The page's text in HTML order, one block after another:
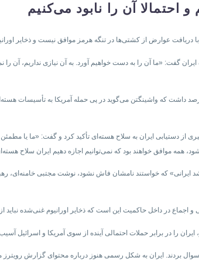
احتمالا آن را نابود می‌کنیم
گفت: «ما آن را به دست خواهیم آورد. به آن نیازی نداریم، آن
قبل از جنگ ۱۲ روزه در سال گذشته بیش از ۴۰۰ کیلو اورانیوم با غلظت ۶۰ درصد داشت که واشینگتن
از دستیابی ایران به سلاح هسته‌ای تأکید کرد و گفت: «ما یا
ایرانی» که خواستند نامشان فاش نشود، نوشت مجتبی خامنه‌ای،